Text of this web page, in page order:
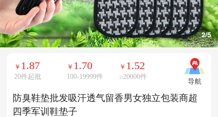
3/5
￥ 1.87
20件起批
￥ 1.70
100-19999件
￥ 1.52
≥20000件 导航
防臭鞋垫批发吸汗透气留香男女独立包装商超
四季军训鞋垫子